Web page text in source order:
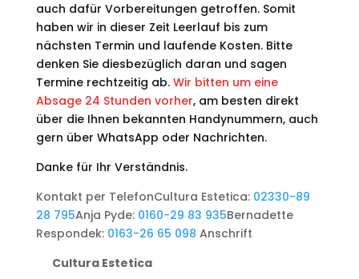
auch dafür Vorbereitungen getroffen. Somit
haben wir in dieser Zeit Leerlauf bis zum
nächsten Termin und laufende Kosten. Bitte
denken Sie diesbezüglich daran und sagen
Termine rechtzeitig ab.Wir bitten um eine
Absage 24 Stunden vorher, am besten direkt
über die Ihnen bekannten Handynummern, auch
gern über WhatsApp oder Nachrichten.
Danke für Ihr Verständnis.
Kontakt per TelefonCultura Estetica: 02330-89
28 795Anja Pyde: 0160-29 83 935Bernadette
Respondek: 0163-26 65 098 Anschrift
Cultura Estetica